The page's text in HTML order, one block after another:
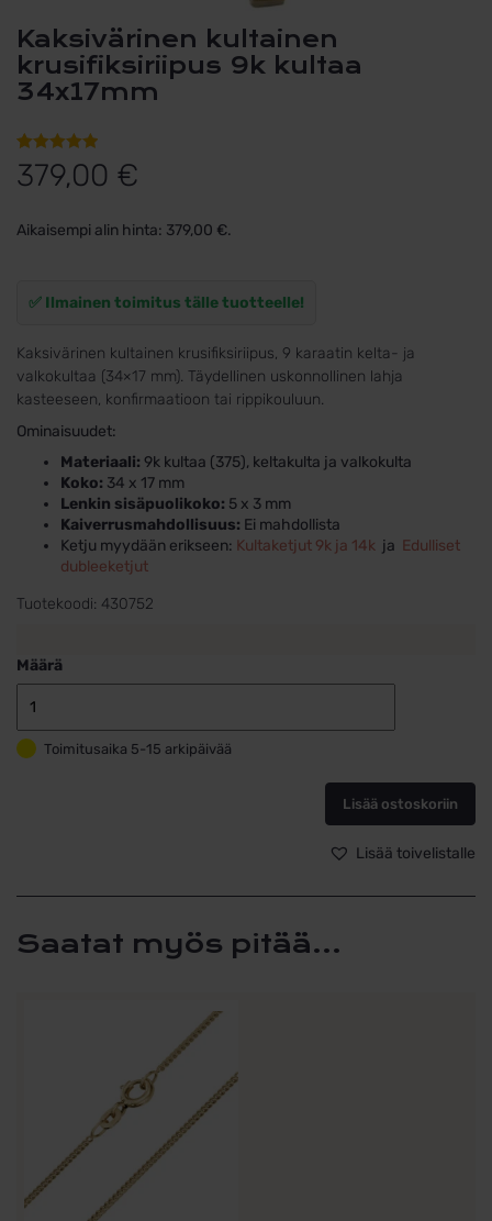
Kaksivärinen kultainen
krusifiksiriipus 9k kultaa
34x17mm
Arvio5.00
5:stä
1
asiakkaan
379,00 €
Aikaisempi alin hinta: 379,00 €.
✅ Ilmainen toimitus tälle tuotteelle!
Kaksivärinen kultainen krusifiksiriipus, 9 karaatin kelta- ja
valkokultaa (34×17 mm). Täydellinen uskonnollinen lahja
kasteeseen, konfirmaatioon tai rippikouluun.
Ominaisuudet:
Materiaali: 9k kultaa (375), keltakulta ja valkokulta
Koko: 34 x 17 mm
Lenkin sisäpuolikoko: 5 x 3 mm
Kaiverrusmahdollisuus: Ei mahdollista
Ketju myydään erikseen: Kultaketjut 9k ja 14k ja Edulliset
dubleeketjut
Tuotekoodi: 430752
Määrä
kultainen
9k
kultaa
Toimitusaika 5-15 arkipäivää
Lisää ostoskoriin
Lisää toivelistalle
Saatat myös pitää...
valinnat
tuotteen
sivulla.